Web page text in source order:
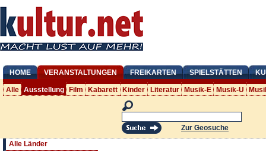
HOME VERANSTALTUNGEN FREIKARTEN SPIELSTÄTTEN
Alle Ausstellung Film Kabarett Kinder Literatur Musik-E Musik-U
Zur Geosuche
Alle Länder